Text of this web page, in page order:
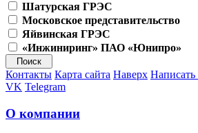
Шатурская ГРЭС
Московское представительство
Яйвинская ГРЭС
«Инжиниринг» ПАО «Юнипро»
Контакты Карта сайта Наверх
VK Telegram
О компании